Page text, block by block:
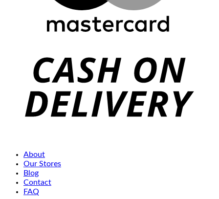
About
Our Stores
Blog
Contact
FAQ